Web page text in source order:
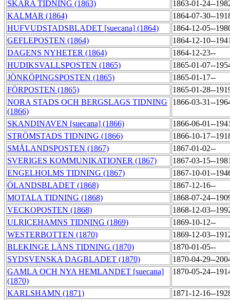
SKARA TIDNING (1863)
1863-01-24--
KALMAR (1864)
1864-07-30--
HUFVUDSTADSBLADET [suecana] (1864)
1864-12-05--
GEFLEPOSTEN (1864)
1864-12-10--
DAGENS NYHETER (1864)
1864-12-23--
HUDIKSVALLSPOSTEN (1865)
1865-01-07--
JÖNKÖPINGSPOSTEN (1865)
1865-01-17--
FÖRPOSTEN (1865)
1865-01-28--
NORA STADS OCH BERGSLAGS TIDNING
(1866)
1866-03-31--
SKANDINAVEN [suecana] (1866)
1866-06-01--
STRÖMSTADS TIDNING (1866)
1866-10-17--
SMÅLANDSPOSTEN (1867)
1867-01-02--
SVERIGES KOMMUNIKATIONER (1867)
1867-03-15--
ENGELHOLMS TIDNING (1867)
1867-10-01--
ÖLANDSBLADET (1868)
1867-12-16--
MOTALA TIDNING (1868)
1868-07-24--
VECKOPOSTEN (1868)
1868-12-03--
ULRICEHAMNS TIDNING (1869)
1869-10-12--
WESTERBOTTEN (1870)
1869-12-03--
BLEKINGE LÄNS TIDNING (1870)
1870-01-05--
SYDSVENSKA DAGBLADET (1870)
1870-04-29--
GAMLA OCH NYA HEMLANDET [suecana]
(1870)
1870-05-24--
KARLSHAMN (1871)
1871-12-16--